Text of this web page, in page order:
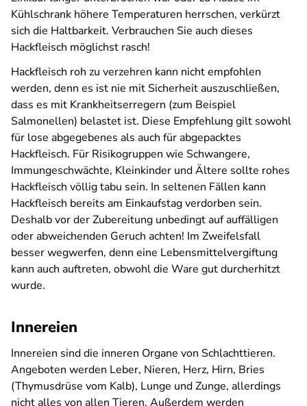
Kühlschrank höhere Temperaturen herrschen, verkürzt
sich die Haltbarkeit. Verbrauchen Sie auch dieses
Hackfleisch möglichst rasch!
Hackfleisch roh zu verzehren kann nicht empfohlen
werden, denn es ist nie mit Sicherheit auszuschließen,
dass es mit Krankheitserregern (zum Beispiel
Salmonellen) belastet ist. Diese Empfehlung gilt sowohl
für lose abgegebenes als auch für abgepacktes
Hackfleisch. Für Risikogruppen wie Schwangere,
Immungeschwächte, Kleinkinder und Ältere sollte rohes
Hackfleisch völlig tabu sein. In seltenen Fällen kann
Hackfleisch bereits am Einkaufstag verdorben sein.
Deshalb vor der Zubereitung unbedingt auf auffälligen
oder abweichenden Geruch achten! Im Zweifelsfall
besser wegwerfen, denn eine Lebensmittelvergiftung
kann auch auftreten, obwohl die Ware gut durcherhitzt
wurde.
Innereien
Innereien sind die inneren Organe von Schlachttieren.
Angeboten werden Leber, Nieren, Herz, Hirn, Bries
(Thymusdrüse vom Kalb), Lunge und Zunge, allerdings
nicht alles von allen Tieren. Außerdem werden